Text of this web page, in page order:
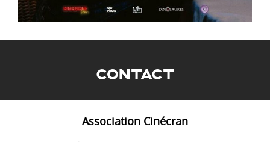
CONTACT
Association Cinécran